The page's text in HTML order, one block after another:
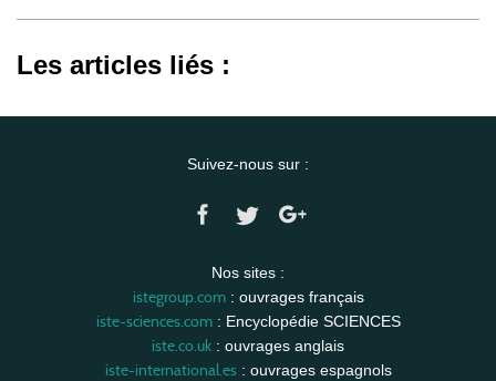
Les articles liés :
Suivez-nous sur :
Nos sites :
istegroup.com: ouvrages français
iste-sciences.com: Encyclopédie SCIENCES
iste.co.uk : ouvrages anglais
iste-international.es: ouvrages espagnols